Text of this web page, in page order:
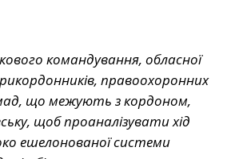
командування, обласної
правоохоронних
що межують з кордоном,
щоб проаналізувати хід
ешелонованої системи